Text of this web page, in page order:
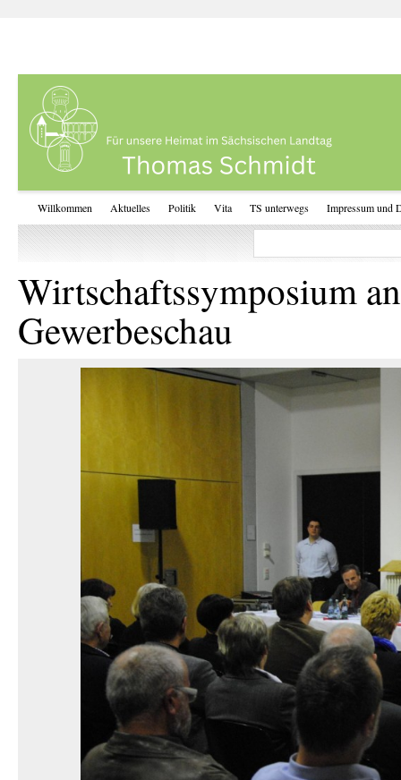
Willkommen Aktuelles Politik Vita TS unterwegs Impressum und
Wirtschaftssymposium
Gewerbeschau